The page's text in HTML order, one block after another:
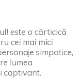
este o cărticică
cei mai mici
simpatice,
lumea
captivant.